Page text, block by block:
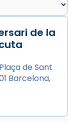
de la
de Sant
Barcelona,